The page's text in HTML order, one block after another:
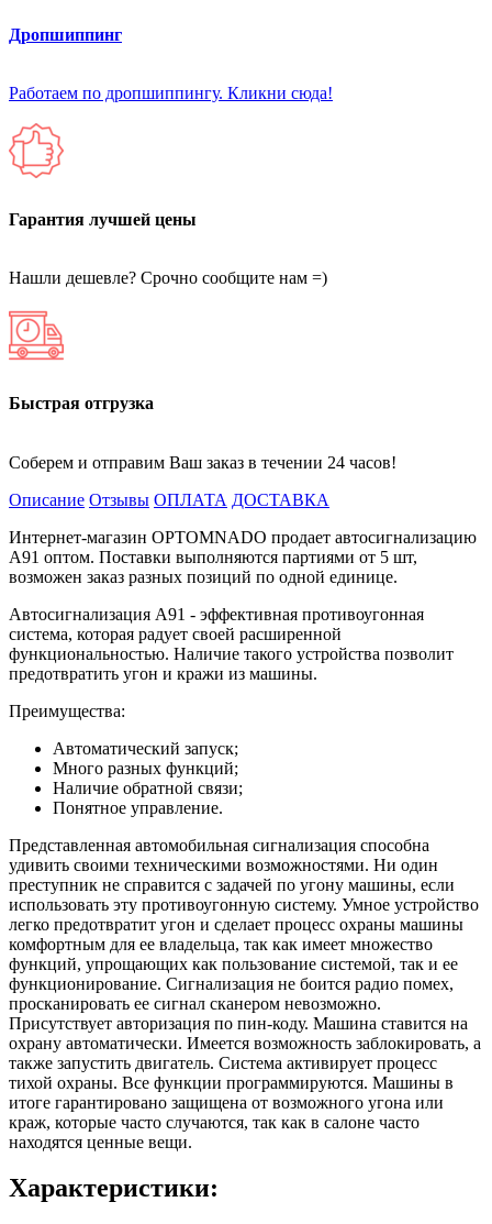
Дропшиппинг
Работаем по дропшиппингу. Кликни сюда!
Гарантия лучшей цены
Нашли дешевле? Срочно сообщите нам =)
Быстрая отгрузка
Соберем и отправим Ваш заказ в течении 24 часов!
Описание Отзывы ОПЛАТА ДОСТАВКА
Интернет-магазин OPTOMNADO продает автосигнализацию
A91 оптом. Поставки выполняются партиями от 5 шт,
возможен заказ разных позиций по одной единице.
Автосигнализация A91 - эффективная противоугонная
система, которая радует своей расширенной
функциональностью. Наличие такого устройства позволит
предотвратить угон и кражи из машины.
Преимущества:
Автоматический запуск;
Много разных функций;
Наличие обратной связи;
Понятное управление.
Представленная автомобильная сигнализация способна
удивить своими техническими возможностями. Ни один
преступник не справится с задачей по угону машины, если
использовать эту противоугонную систему. Умное устройство
легко предотвратит угон и сделает процесс охраны машины
комфортным для ее владельца, так как имеет множество
функций, упрощающих как пользование системой, так и ее
функционирование. Сигнализация не боится радио помех,
просканировать ее сигнал сканером невозможно.
Присутствует авторизация по пин-коду. Машина ставится на
охрану автоматически. Имеется возможность заблокировать, а
также запустить двигатель. Система активирует процесс
тихой охраны. Все функции программируются. Машины в
итоге гарантировано защищена от возможного угона или
краж, которые часто случаются, так как в салоне часто
находятся ценные вещи.
Характеристики: